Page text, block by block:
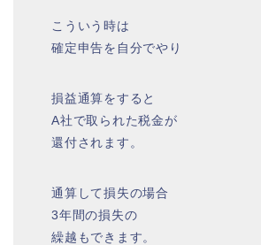
こういう時は
確定申告を自分でやり
損益通算をすると
A社で取られた税金が
還付されます。
通算して損失の場合
3年間の損失の
繰越もできます。